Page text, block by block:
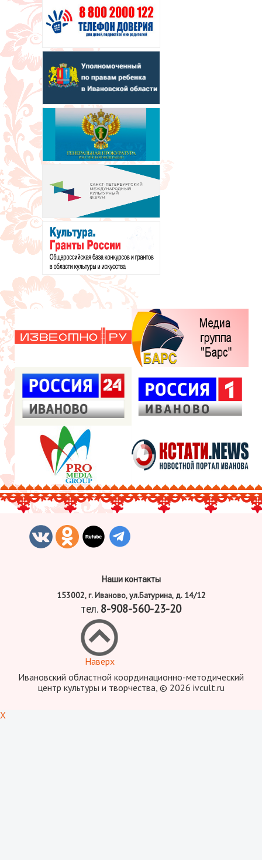
Наши контакты
153002, г. Иваново, ул.Батурина, д. 14/12
тел. 8-908-560-23-20
Наверх
Ивановский областной координационно-методический
центр культуры и творчества, © 2026 ivcult.ru
X